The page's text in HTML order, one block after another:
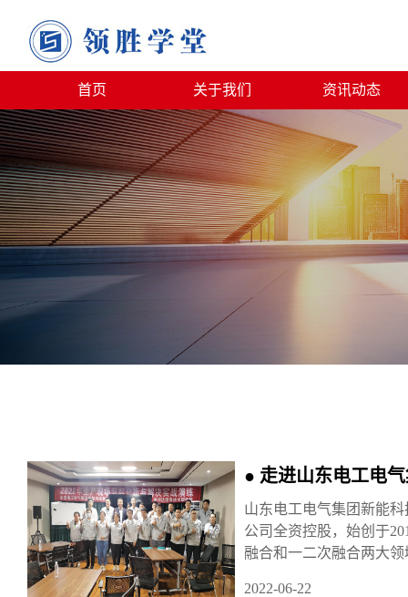
首页 关于我们 资讯动态
● 走进山东电工电
山东电工电气集团新能
公司全资控股，始创于
融合和一二次融合两大
2022-06-22